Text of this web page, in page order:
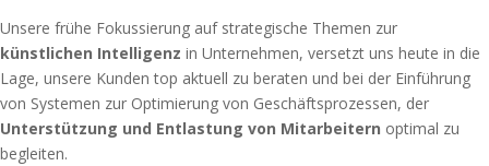
Unsere frühe Fokussierung auf strategische Themen zur
künstlichen Intelligenz in Unternehmen, versetzt uns heute in die
Lage, unsere Kunden top aktuell zu beraten und bei der Einführung
von Systemen zur Optimierung von Geschäftsprozessen, der
Unterstützung und Entlastung von Mitarbeitern optimal zu
begleiten.